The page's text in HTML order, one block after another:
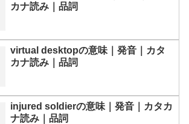
カナ読み｜品詞
virtual desktopの意味｜発音｜カタ
カナ読み｜品詞
injured soldierの意味｜発音｜カタカ
ナ読み｜品詞